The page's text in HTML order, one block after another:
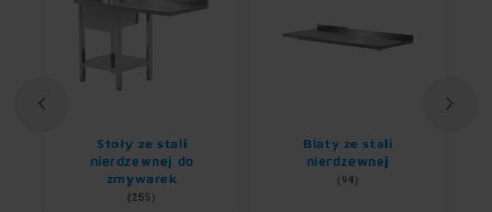
Stoły ze stali
nierdzewnej do
zmywarek
(255)
Blaty ze stali
nierdzewnej
(94)